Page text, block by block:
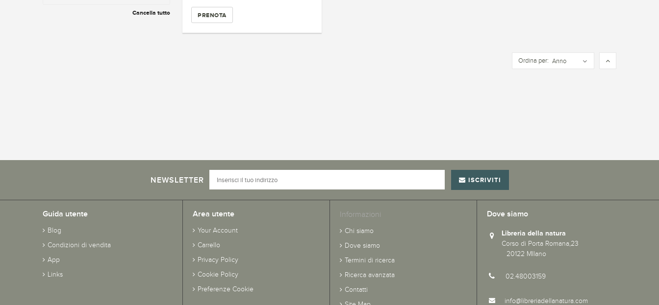
PRENOTA
Ordina per: Anno
Cancella tutto
NEWSLETTER ISCRIVITI
Guida utente
Blog
Condizioni di vendita
App
Links
Area utente
Your Account
Carrello
Privacy Policy
Cookie Policy
Preferenze Cookie
Informazioni
Chi siamo
Dove siamo
Termini di ricerca
Ricerca avanzata
Contatti
Dove siamo
Libreria della natura
Corso di Porta Romana,23
20122 MIlano
02.48003159
info@libreriadellanatura.com